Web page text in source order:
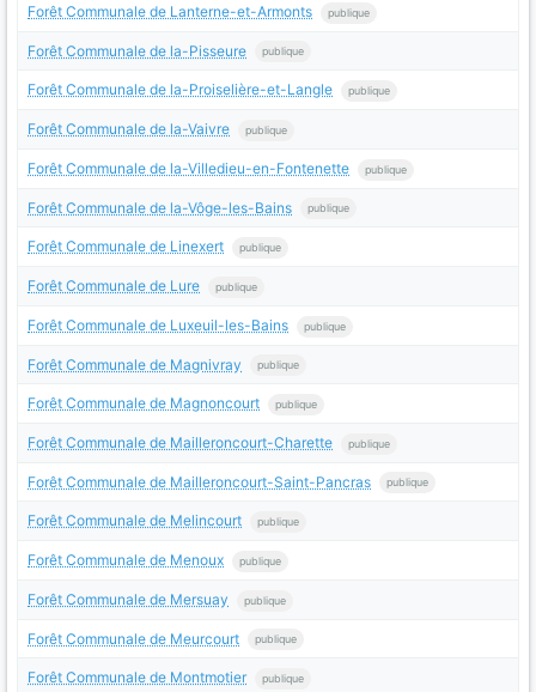
Forêt Communale de Lanterne-et-Armonts publique
Forêt Communale de la-Pisseure publique
Forêt Communale de la-Proiselière-et-Langle publique
Forêt Communale de la-Vaivre publique
Forêt Communale de la-Villedieu-en-Fontenette publique
Forêt Communale de la-Vôge-les-Bains publique
Forêt Communale de Linexert publique
Forêt Communale de Lure publique
Forêt Communale de Luxeuil-les-Bains publique
Forêt Communale de Magnivray publique
Forêt Communale de Magnoncourt publique
Forêt Communale de Mailleroncourt-Charette publique
Forêt Communale de Mailleroncourt-Saint-Pancras publique
Forêt Communale de Melincourt publique
Forêt Communale de Menoux publique
Forêt Communale de Mersuay publique
Forêt Communale de Meurcourt publique
Forêt Communale de Montmotier publique